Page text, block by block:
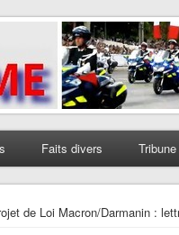
Faits divers Tribune
de Loi Macron/Darmanin :